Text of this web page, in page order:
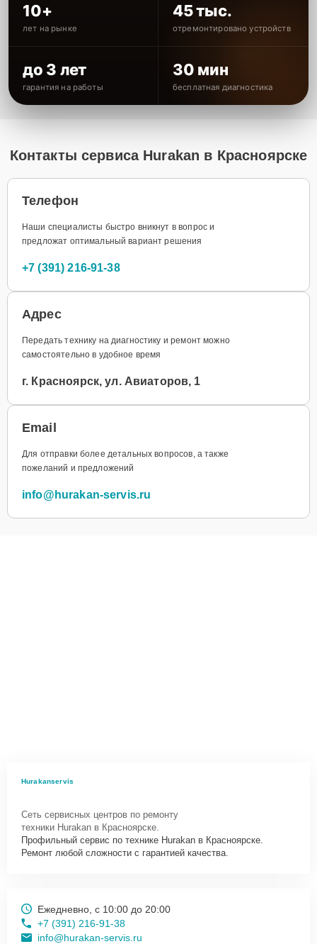
10+
лет на рынке
45 тыс.
отремонтировано устройств
до 3 лет
гарантия на работы
30 мин
бесплатная диагностика
Контакты сервиса Hurakan в Красноярске
Телефон
Наши специалисты быстро вникнут в вопрос и
предложат оптимальный вариант решения
+7 (391) 216-91-38
Адрес
Передать технику на диагностику и ремонт можно
самостоятельно в удобное время
г. Красноярск, ул. Авиаторов, 1
Email
Для отправки более детальных вопросов, а также
пожеланий и предложений
info@hurakan-servis.ru
Hurakanservis
Сеть сервисных центров по ремонту
техники Hurakan в Красноярске.
Профильный сервис по технике Hurakan в Красноярске.
Ремонт любой сложности с гарантией качества.
Ежедневно, с 10:00 до 20:00
+7 (391) 216-91-38
info@hurakan-servis.ru